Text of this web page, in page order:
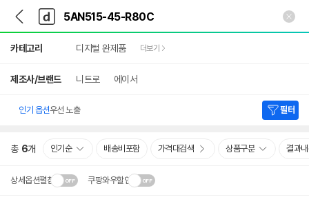
다
나
와
가
기
다
와
메
인
카테고리 디지털 완제품 더보기
제조사/브랜드 니트로 에이서
인기 옵션우선 노출 필터
총 6개 인기순 배송비포함 가격대검색 상품구분 결과
상세옵션펼침 쿠팡와우할인